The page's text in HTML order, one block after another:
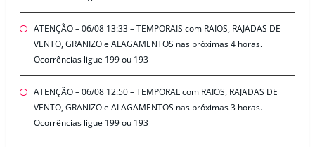
ATENÇÃO – 06/08 13:33 – TEMPORAIS com RAIOS, RAJADAS DE
VENTO, GRANIZO e ALAGAMENTOS nas próximas 4 horas.
Ocorrências ligue 199 ou 193
ATENÇÃO – 06/08 12:50 – TEMPORAL com RAIOS, RAJADAS DE
VENTO, GRANIZO e ALAGAMENTOS nas próximas 3 horas.
Ocorrências ligue 199 ou 193